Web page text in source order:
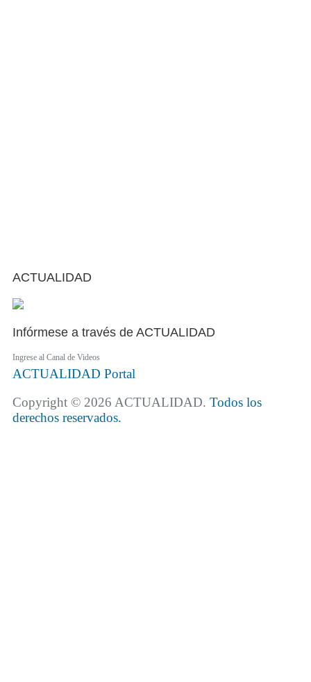
ACTUALIDAD
Infórmese a través de ACTUALIDAD
Ingrese al Canal de Videos
ACTUALIDAD Portal
Copyright © 2026 ACTUALIDAD. Todos los
derechos reservados.